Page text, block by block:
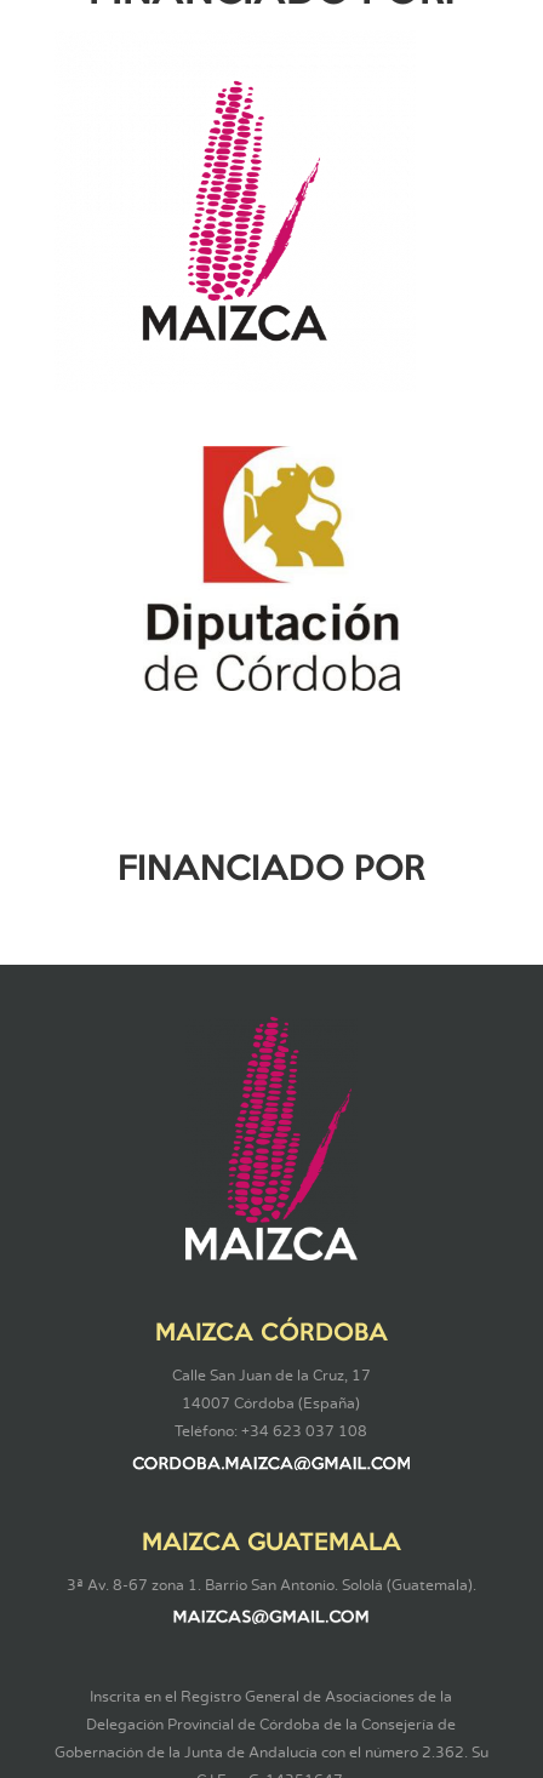
FINANCIADO POR
MAIZCA CÓRDOBA
Calle San Juan de la Cruz, 17
14007 Córdoba (España)
Teléfono: +34 623 037 108
MAIZCA GUATEMALA
3ª Av. 8-67 zona 1. Barrio San Antonio. Sololá (Guatemala).
Inscrita en el Registro General de Asociaciones de la
Delegación Provincial de Córdoba de la Consejería de
Gobernación de la Junta de Andalucía con el número 2.362. Su